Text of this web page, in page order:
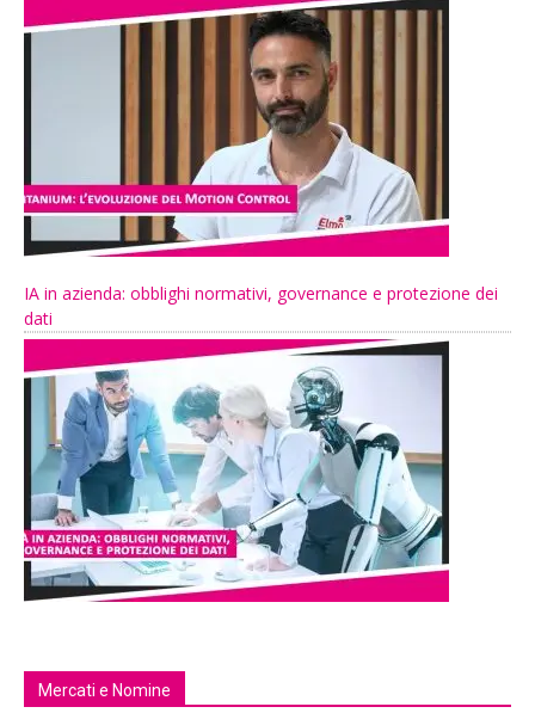
IA in azienda: obblighi normativi, governance e protezione dei
dati
Mercati e Nomine